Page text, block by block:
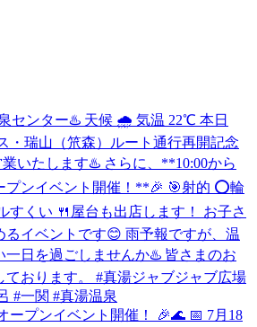
ープンイベント開催！ 🎉🌊 📅 7月18